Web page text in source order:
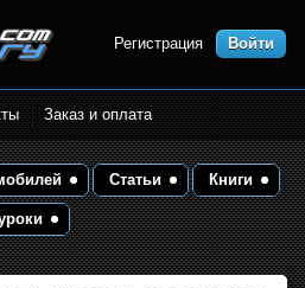
Регистрация Войти
Заказ и оплата
Статьи Книги